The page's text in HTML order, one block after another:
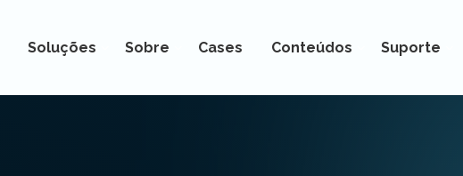
Soluções Sobre Cases Conteúdos Suporte